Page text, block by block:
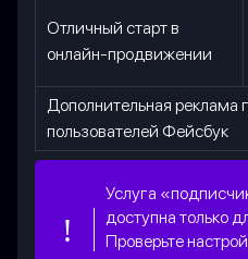
Отличный старт в
онлайн-продвижении
Дополнительная реклама
пользователей Фейсбук
Услуга
доступна только
Проверьте